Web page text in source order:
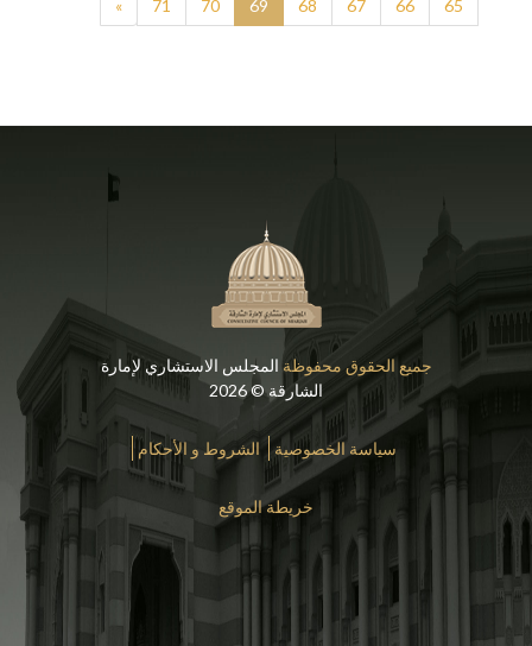
65
66
67
68
69
70
71
»
جميع الحقوق محفوظة المجلس الاستشاري لإمارة
الشارقة © 2026
سياسة الخصوصية الشروط و الأحكام
خريطة الموقع